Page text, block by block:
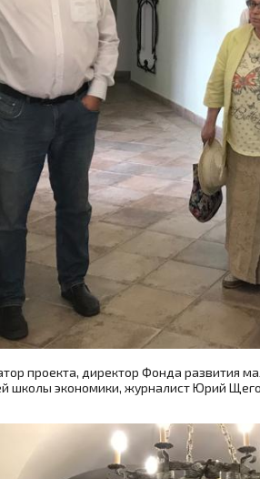
проекта, директор Фонда развития
школы экономики, журналист Юрий